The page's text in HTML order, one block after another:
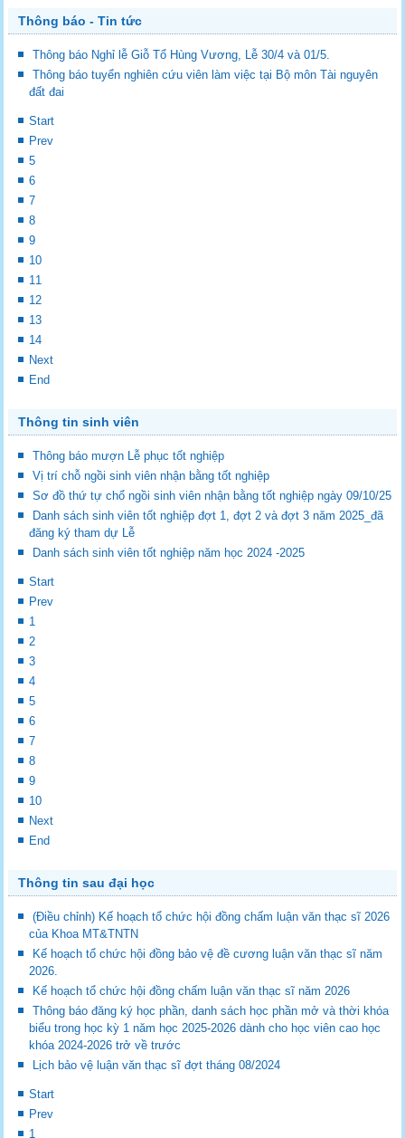
Thông báo - Tin tức
Thông báo Nghỉ lễ Giỗ Tổ Hùng Vương, Lễ 30/4 và 01/5.
Thông báo tuyển nghiên cứu viên làm việc tại Bộ môn Tài nguyên
đất đai
Start
Prev
5
6
7
8
9
10
11
12
13
14
Next
End
Thông tin sinh viên
Thông báo mượn Lễ phục tốt nghiệp
Vị trí chỗ ngồi sinh viên nhận bằng tốt nghiệp
Sơ đồ thứ tự chổ ngồi sinh viên nhận bằng tốt nghiệp ngày 09/10/25
Danh sách sinh viên tốt nghiệp đợt 1, đợt 2 và đợt 3 năm 2025_đã
đăng ký tham dự Lễ
Danh sách sinh viên tốt nghiệp năm học 2024 -2025
Start
Prev
1
2
3
4
5
6
7
8
9
10
Next
End
Thông tin sau đại học
(Điều chỉnh) Kế hoạch tổ chức hội đồng chấm luận văn thạc sĩ 2026
của Khoa MT&TNTN
Kế hoạch tổ chức hội đồng bảo vệ đề cương luận văn thạc sĩ năm
2026.
Kế hoạch tổ chức hội đồng chấm luận văn thạc sĩ năm 2026
Thông báo đăng ký học phần, danh sách học phần mở và thời khóa
biểu trong học kỳ 1 năm học 2025-2026 dành cho học viên cao học
khóa 2024-2026 trở về trước
Lịch bảo vệ luận văn thạc sĩ đợt tháng 08/2024
Start
Prev
1